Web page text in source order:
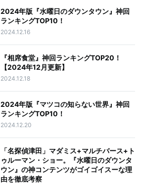
2024年版『水曜日のダウンタウン』神回
ランキングTOP10！
2024.12.16
『相席食堂』神回ランキングTOP20！
【2024年12月更新】
2024.12.18
2024年版『マツコの知らない世界』神回
ランキングTOP10！
2024.12.20
「名探偵津田」マダミス+マルチバース+ト
ゥルーマン・ショー。『水曜日のダウンタ
ウン』の神コンテンツがゴイゴイスーな理
由を徹底考察